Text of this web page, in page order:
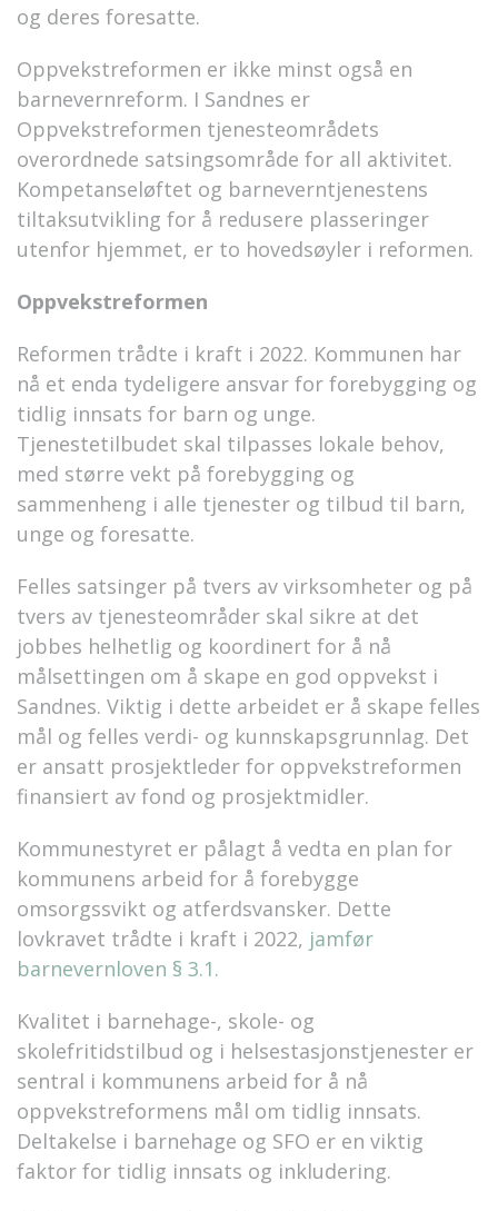
og deres foresatte.
Oppvekstreformen er ikke minst også en
barnevernreform. I Sandnes er
Oppvekstreformen tjenesteområdets
overordnede satsingsområde for all aktivitet.
Kompetanseløftet og barneverntjenestens
tiltaksutvikling for å redusere plasseringer
utenfor hjemmet, er to hovedsøyler i reformen.
Oppvekstreformen
Reformen trådte i kraft i 2022. Kommunen har
nå et enda tydeligere ansvar for forebygging og
tidlig innsats for barn og unge.
Tjenestetilbudet skal tilpasses lokale behov,
med større vekt på forebygging og
sammenheng i alle tjenester og tilbud til barn,
unge og foresatte.
Felles satsinger på tvers av virksomheter og på
tvers av tjenesteområder skal sikre at det
jobbes helhetlig og koordinert for å nå
målsettingen om å skape en god oppvekst i
Sandnes. Viktig i dette arbeidet er å skape felles
mål og felles verdi- og kunnskapsgrunnlag. Det
er ansatt prosjektleder for oppvekstreformen
finansiert av fond og prosjektmidler.
Kommunestyret er pålagt å vedta en plan for
kommunens arbeid for å forebygge
omsorgssvikt og atferdsvansker. Dette
lovkravet trådte i kraft i 2022, jamfør
barnevernloven § 3.1.
Kvalitet i barnehage-, skole- og
skolefritidstilbud og i helsestasjonstjenester er
sentral i kommunens arbeid for å nå
oppvekstreformens mål om tidlig innsats.
Deltakelse i barnehage og SFO er en viktig
faktor for tidlig innsats og inkludering.